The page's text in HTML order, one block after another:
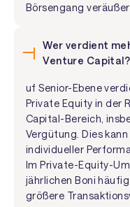
Börsengang
Wer verdient
Venture Capital?
uf Senior-Ebene
Private Equity in der
Capital-Bereich,
Vergütung. Dies
individueller
Im Private-Equity-
jährlichen Boni
größere